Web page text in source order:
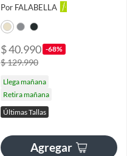
Por FALABELLA
$ 40.990 -68%
$ 129.990
Llega mañana
Retira mañana
Últimas Tallas
Agregar